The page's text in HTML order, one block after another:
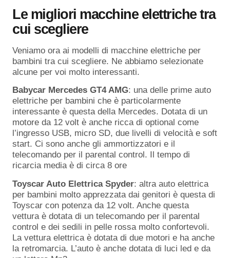
Le migliori macchine elettriche tra
cui scegliere
Veniamo ora ai modelli di macchine elettriche per
bambini tra cui scegliere. Ne abbiamo selezionate
alcune per voi molto interessanti.
Babycar Mercedes GT4 AMG: una delle prime auto
elettriche per bambini che è particolarmente
interessante è questa della Mercedes. Dotata di un
motore da 12 volt è anche ricca di optional come
l’ingresso USB, micro SD, due livelli di velocità e soft
start. Ci sono anche gli ammortizzatori e il
telecomando per il parental control. Il tempo di
ricarcia media è di circa 8 ore
Toyscar Auto Elettrica Spyder: altra auto elettrica
per bambini molto apprezzata dai genitori è questa di
Toyscar con potenza da 12 volt. Anche questa
vettura è dotata di un telecomando per il parental
control e dei sedili in pelle rossa molto confortevoli.
La vettura elettrica è dotata di due motori e ha anche
la retromarcia. L’auto è anche dotata di luci led e da